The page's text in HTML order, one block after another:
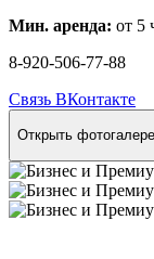
Мин. аренда: от 5
8-920-506-77-88
Связь ВКонтакте
Открыть